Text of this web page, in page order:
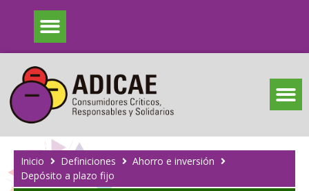
Inicio Definiciones
Ahorro e inversión
Depósito a plazo fijo